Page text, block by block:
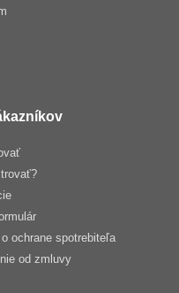
ochrane spotrebiteľa
od zmluvy